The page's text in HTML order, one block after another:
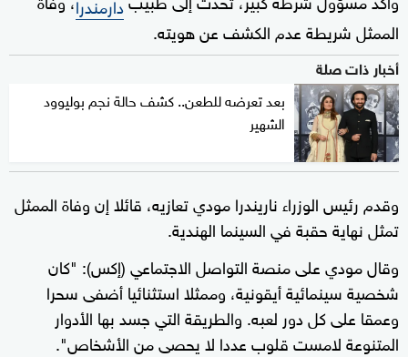
الممثل شريطة عدم الكشف عن هويته.
أخبار ذات صلة
بعد تعرضه للطعن.. كشف حالة نجم بوليوود
الشهير
وقدم رئيس الوزراء ناريندرا مودي تعازيه، قائلا إن وفاة الممثل
تمثل نهاية حقبة في السينما الهندية.
وقال مودي على منصة التواصل الاجتماعي (إكس): "كان
شخصية سينمائية أيقونية، وممثلا استثنائيا أضفى سحرا
وعمقا على كل دور لعبه. والطريقة التي جسد بها الأدوار
المتنوعة لامست قلوب عددا لا يحصى من الأشخاص".